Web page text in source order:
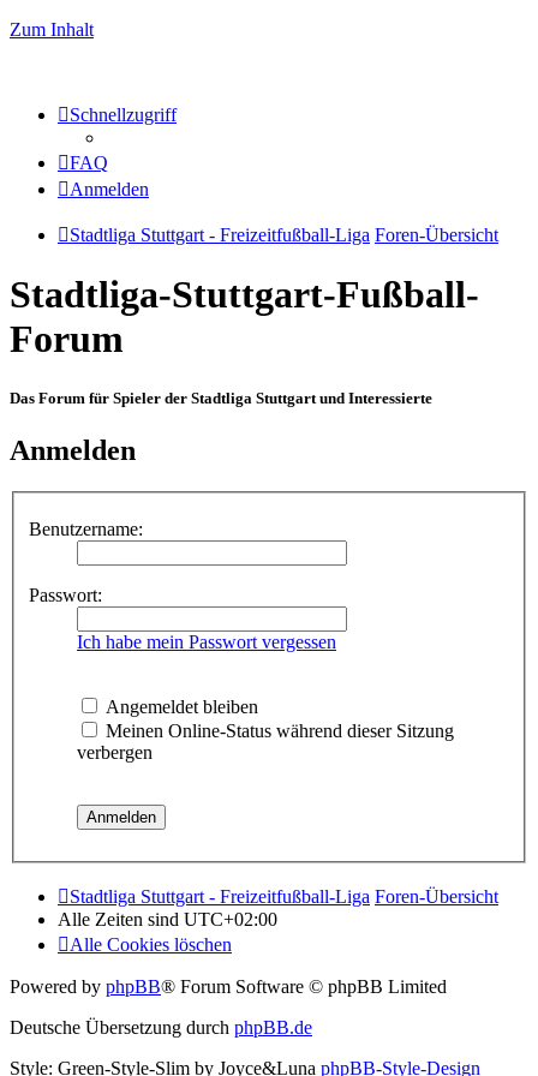
Zum Inhalt
Schnellzugriff
FAQ
Anmelden
Stadtliga Stuttgart - Freizeitfußball-Liga Foren-Übersicht
Stadtliga-Stuttgart-Fußball-
Forum
Das Forum für Spieler der Stadtliga Stuttgart und Interessierte
Anmelden
Benutzername:
Passwort:
Ich habe mein Passwort vergessen
Angemeldet bleiben
Meinen Online-Status während dieser Sitzung
verbergen
Stadtliga Stuttgart - Freizeitfußball-Liga Foren-Übersicht
Alle Zeiten sind UTC+02:00
Alle Cookies löschen
Powered by phpBB® Forum Software © phpBB Limited
Deutsche Übersetzung durch phpBB.de
Style: Green-Style-Slim by Joyce&Luna phpBB-Style-Design